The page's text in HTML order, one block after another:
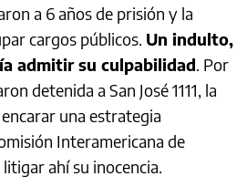
a 6 años de prisión y la
cargos públicos. Un indulto,
admitir su culpabilidad. Por
detenida a San José 1111, la
una estrategia
Interamericana de
ahí su inocencia.